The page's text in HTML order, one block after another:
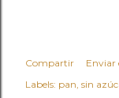
Compartir
Enviar
Labels: pan sin